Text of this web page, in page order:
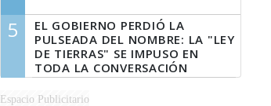
5
EL GOBIERNO PERDIÓ LA
PULSEADA DEL NOMBRE: LA "LEY
DE TIERRAS" SE IMPUSO EN
TODA LA CONVERSACIÓN
DIGITAL
Espacio Publicitario